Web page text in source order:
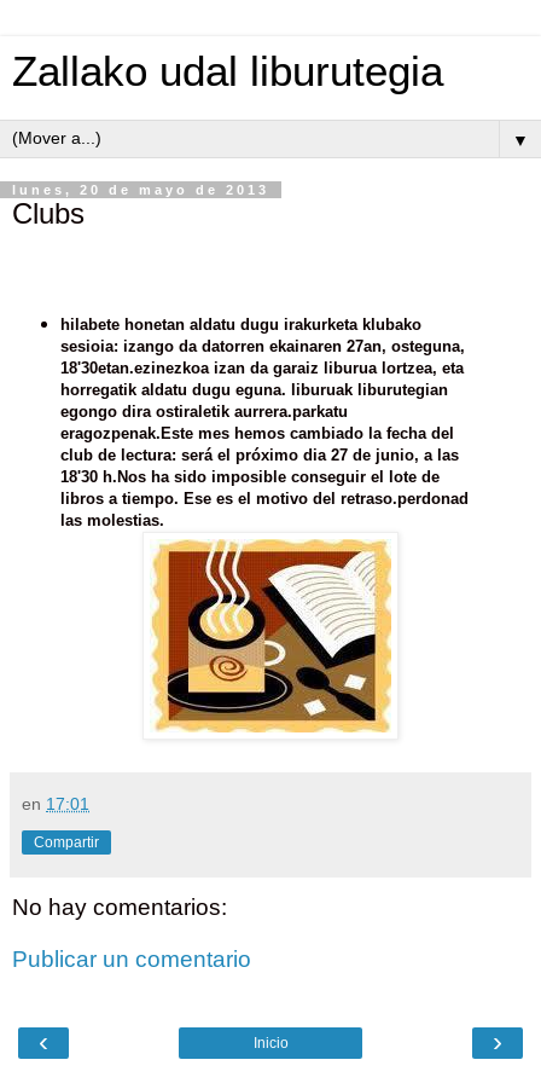
Zallako udal liburutegia
▼
lunes, 20 de mayo de 2013
Clubs
hilabete honetan aldatu dugu irakurketa klubako
sesioia: izango da datorren ekainaren 27an, osteguna,
18'30etan.ezinezkoa izan da garaiz liburua lortzea, eta
horregatik aldatu dugu eguna. liburuak liburutegian
egongo dira ostiraletik aurrera.parkatu
eragozpenak.Este mes hemos cambiado la fecha del
club de lectura: será el próximo dia 27 de junio, a las
18'30 h.Nos ha sido imposible conseguir el lote de
libros a tiempo. Ese es el motivo del retraso.perdonad
las molestias.
en 17:01
Compartir
No hay comentarios:
Publicar un comentario
‹ ›
Inicio